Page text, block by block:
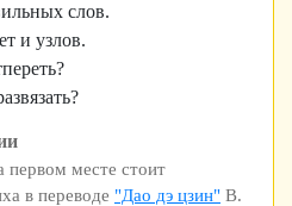
слов.
и узлов.
первом месте стоит
в переводе "Дао дэ цзин" В.